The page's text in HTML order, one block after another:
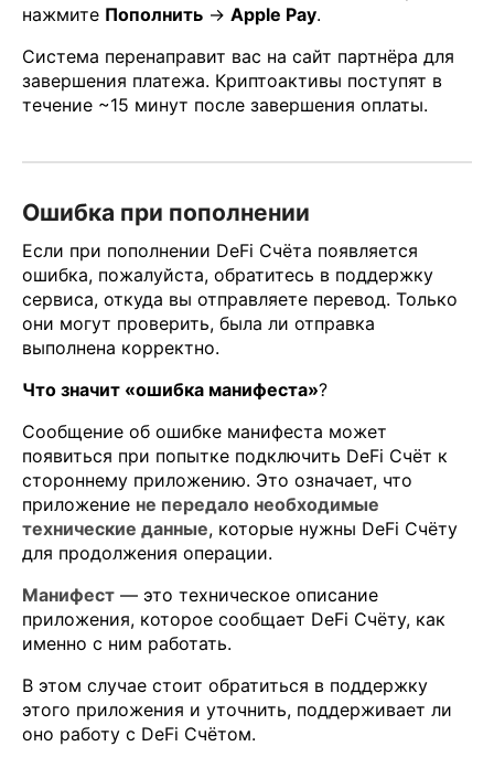
нажмите Пополнить → Apple Pay.
Система перенаправит вас на сайт партнёра для
завершения платежа. Криптоактивы поступят в
течение ~15 минут после завершения оплаты.
Ошибка при пополнении
Если при пополнении DeFi Счёта появляется
ошибка, пожалуйста, обратитесь в поддержку
сервиса, откуда вы отправляете перевод. Только
они могут проверить, была ли отправка
выполнена корректно.
Что значит «ошибка манифеста»?
Сообщение об ошибке манифеста может
появиться при попытке подключить DeFi Счёт к
стороннему приложению. Это означает, что
приложение не передало необходимые
технические данные, которые нужны DeFi Счёту
для продолжения операции.
Манифест — это техническое описание
приложения, которое сообщает DeFi Счёту, как
именно с ним работать.
В этом случае стоит обратиться в поддержку
этого приложения и уточнить, поддерживает ли
оно работу с DeFi Счётом.